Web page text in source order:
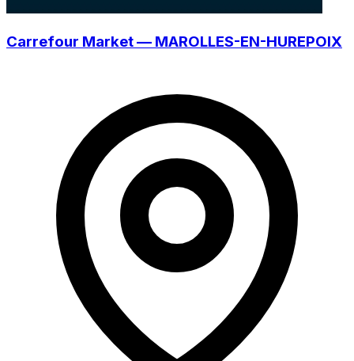
Carrefour Market — MAROLLES-EN-HUREPOIX